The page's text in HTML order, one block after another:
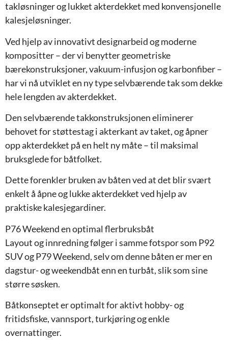
takløsninger og lukket akterdekket med konvensjonelle
kalesjeløsninger.
Ved hjelp av innovativt designarbeid og moderne
kompositter – der vi benytter geometriske
bærekonstruksjoner, vakuum-infusjon og karbonfiber –
har vi nå utviklet en ny type selvbærende tak som dekke
hele lengden av akterdekket.
Den selvbærende takkonstruksjonen eliminerer
behovet for støttestag i akterkant av taket, og åpner
opp akterdekket på en helt ny måte – til maksimal
bruksglede for båtfolket.
Dette forenkler bruken av båten ved at det blir svært
enkelt å åpne og lukke akterdekket ved hjelp av
praktiske kalesjegardiner.
P76 Weekend en optimal flerbruksbåt
Layout og innredning følger i samme fotspor som P92
SUV og P79 Weekend, selv om denne båten er mer en
dagstur- og weekendbåt enn en turbåt, slik som sine
større søsken.
Båtkonseptet er optimalt for aktivt hobby- og
fritidsfiske, vannsport, turkjøring og enkle
overnattinger.